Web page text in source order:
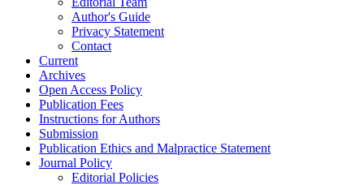
Author's Guide
Privacy Statement
Contact
Current
Archives
Open Access Policy
Publication Fees
Instructions for Authors
Submission
Publication Ethics and Malpractice Statement
Journal Policy
Editorial Policies